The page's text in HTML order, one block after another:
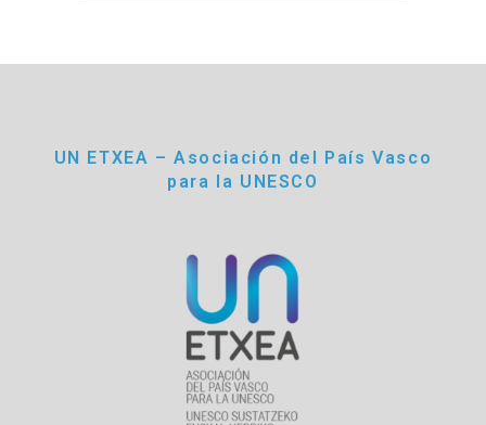
UN ETXEA – Asociación del País Vasco
para la UNESCO